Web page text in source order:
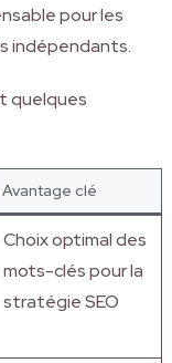
pour les
indépendants.
quelques
Avantage clé
Choix optimal des
mots-clés pour la
stratégie SEO